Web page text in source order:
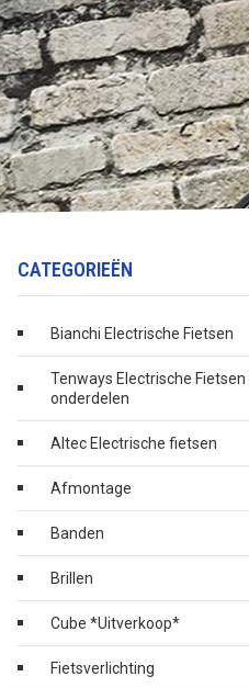
CATEGORIEËN
Bianchi Electrische Fietsen
Tenways Electrische Fietsen
onderdelen
Altec Electrische fietsen
Afmontage
Banden
Brillen
Cube *Uitverkoop*
Fietsverlichting